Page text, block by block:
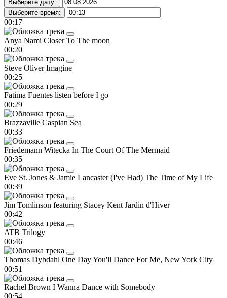
Выберите дату:
Выберите время:
00:17
Anya Nami Closer To The moon
00:20
Steve OliverImagine
00:25
Fatima Fuentes listen before I go
00:29
Brazzaville Caspian Sea
00:33
Friedemann Witecka In The Court Of The Mermaid
00:35
Eve St. Jones & Jamie Lancaster(I've Had) The Time of My Life
00:39
Jim Tomlinson featuring Stacey Kent Jardin d'Hiver
00:42
ATB Trilogy
00:46
Thomas Dybdahl One Day You'll Dance For Me, New York City
00:51
Rachel Brown I Wanna Dance with Somebody
00:54